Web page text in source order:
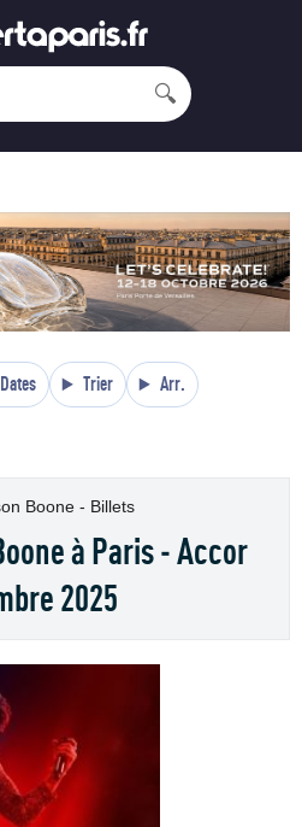
🔍
Dates Trier Arr.
Boone - Billets
à Paris - Accor
2025